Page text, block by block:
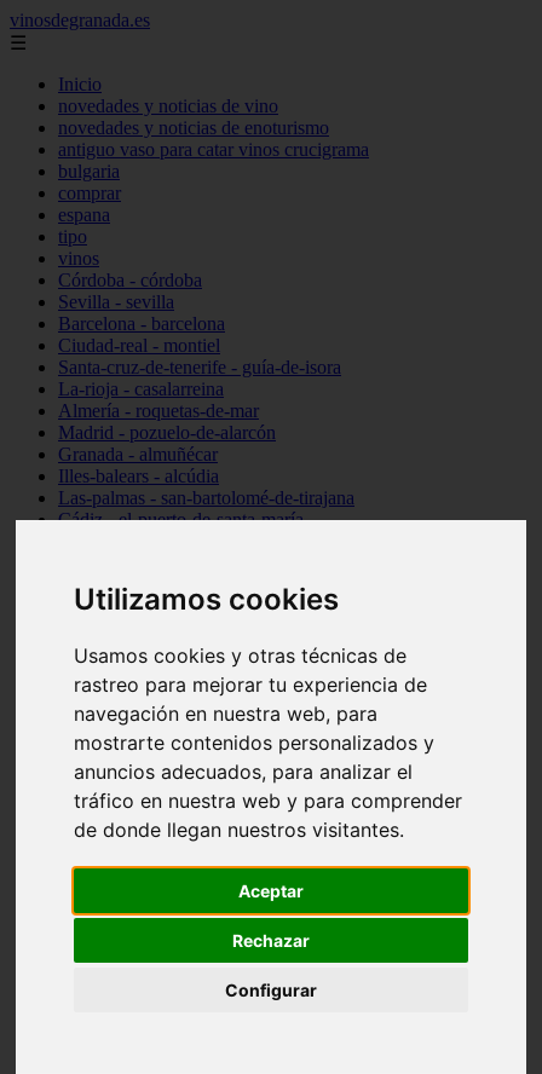
Utilizamos cookies
Usamos cookies y otras técnicas de
rastreo para mejorar tu experiencia de
navegación en nuestra web, para
mostrarte contenidos personalizados y
anuncios adecuados, para analizar el
tráfico en nuestra web y para comprender
de donde llegan nuestros visitantes.
Aceptar
Rechazar
Configurar
vinosdegranada.es
☰
Inicio
novedades y noticias de vino
novedades y noticias de enoturismo
antiguo vaso para catar vinos crucigrama
bulgaria
comprar
espana
tipo
vinos
Córdoba - córdoba
Sevilla - sevilla
Barcelona - barcelona
Ciudad-real - montiel
Santa-cruz-de-tenerife - guía-de-isora
La-rioja - casalarreina
Almería - roquetas-de-mar
Madrid - pozuelo-de-alarcón
Granada - almuñécar
Illes-balears - alcúdia
Las-palmas - san-bartolomé-de-tirajana
Cádiz - el-puerto-de-santa-maría
Santa-cruz-de-tenerife - los-llanos-de-aridane
Cantabria - suances
Granada - monachil
Huesca - isábena
Huesca - alquézar
Huesca - castejón-de-sos
Sevilla - marinaleda
Córdoba - almedinilla
Navarra - zangoza
Cantabria - arenas-de-iguña
Barcelona - la-pobla-de-lillet
Las-palmas - yaiza
Valladolid - fuensaldaña